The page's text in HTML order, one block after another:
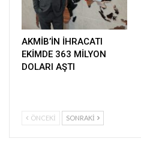
AKMİB’İN İHRACATI
EKİMDE 363 MİLYON
DOLARI AŞTI
ÖNCEKI SONRAKI